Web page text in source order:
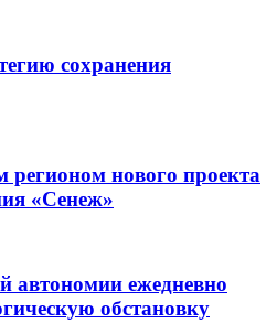
сохранения
нового проекта
«Сенеж»
автономии ежедневно
обстановку